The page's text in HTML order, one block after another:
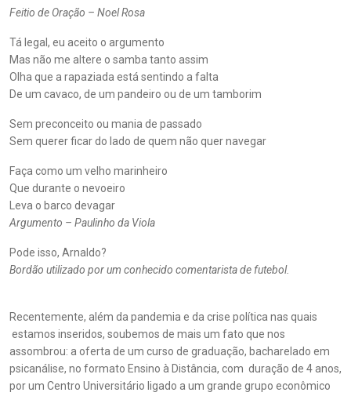
Feitio de Oração – Noel Rosa
Tá legal, eu aceito o argumento
Mas não me altere o samba tanto assim
Olha que a rapaziada está sentindo a falta
De um cavaco, de um pandeiro ou de um tamborim
Sem preconceito ou mania de passado
Sem querer ficar do lado de quem não quer navegar
Faça como um velho marinheiro
Que durante o nevoeiro
Leva o barco devagar
Argumento – Paulinho da Viola
Pode isso, Arnaldo?
Bordão utilizado por um conhecido comentarista de futebol.
Recentemente, além da pandemia e da crise política nas quais
estamos inseridos, soubemos de mais um fato que nos
assombrou: a oferta de um curso de graduação, bacharelado em
psicanálise, no formato Ensino à Distância, com duração de 4 anos,
por um Centro Universitário ligado a um grande grupo econômico